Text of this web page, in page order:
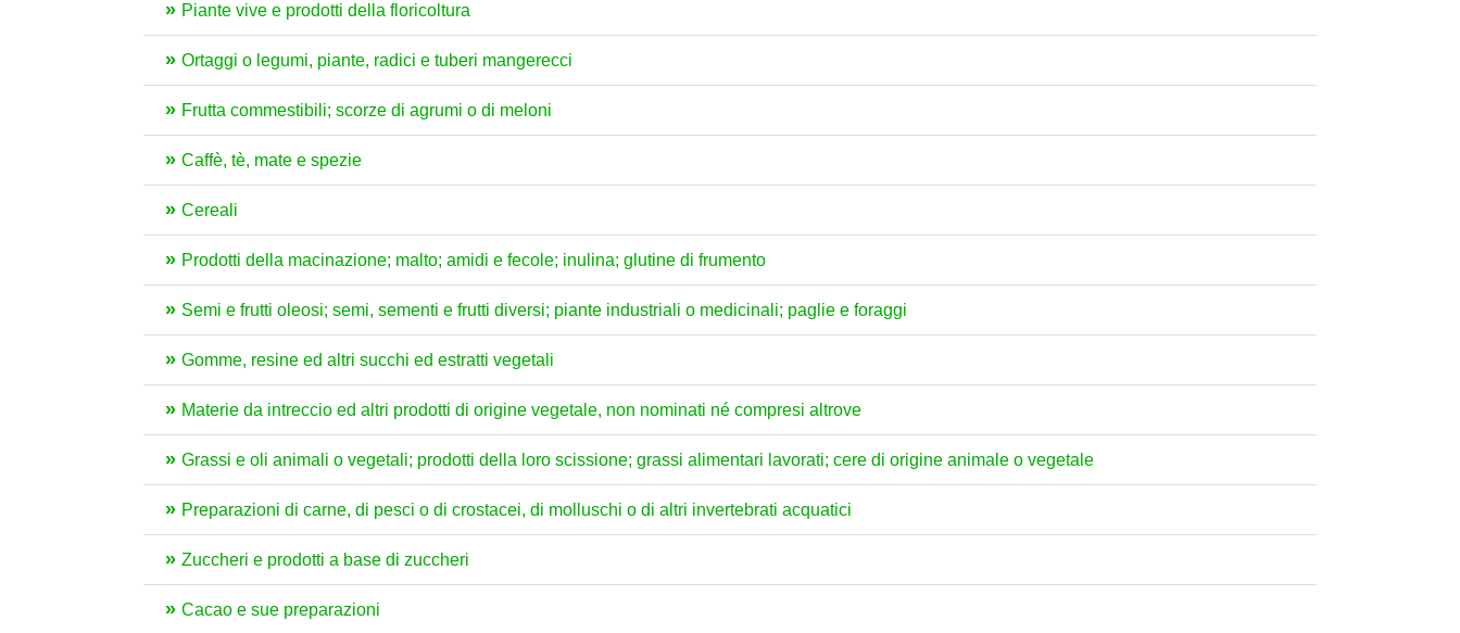
Piante vive e prodotti della floricoltura
Ortaggi o legumi, piante, radici e tuberi mangerecci
Frutta commestibili; scorze di agrumi o di meloni
Caffè, tè, mate e spezie
Cereali
Prodotti della macinazione; malto; amidi e fecole; inulina; glutine di frumento
Semi e frutti oleosi; semi, sementi e frutti diversi; piante industriali o medicinali; paglie e foraggi
Gomme, resine ed altri succhi ed estratti vegetali
Materie da intreccio ed altri prodotti di origine vegetale, non nominati né compresi altrove
Grassi e oli animali o vegetali; prodotti della loro scissione; grassi alimentari lavorati; cere di origine animale o vegetale
Preparazioni di carne, di pesci o di crostacei, di molluschi o di altri invertebrati acquatici
Zuccheri e prodotti a base di zuccheri
Cacao e sue preparazioni